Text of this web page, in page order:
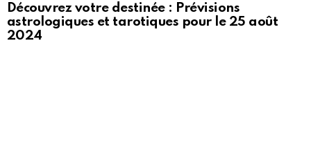
Découvrez votre destinée : Prévisions
astrologiques et tarotiques pour le 25 août
2024